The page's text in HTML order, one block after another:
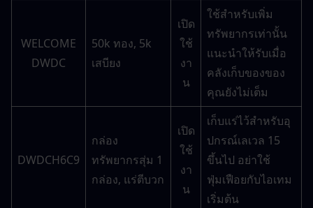
WELCOME
DWDC
50k ทอง, 5k
เสบียง
เปิด
ใช้
งา
น
ใช้สำหรับเพิ่ม
ทรัพยากรเท่านั้น
แนะนำให้รับเมื่อ
คลังเก็บของของ
คุณยังไม่เต็ม
DWDCH6C9
กล่อง
ทรัพยากรสุ่ม 1
กล่อง, แร่ตีบวก
เปิด
ใช้
งา
น
เก็บแร่ไว้สำหรับอุ
ปกรณ์เลเวล 15
ขึ้นไป อย่าใช้
ฟุ่มเฟือยกับไอเทม
เริ่มต้น